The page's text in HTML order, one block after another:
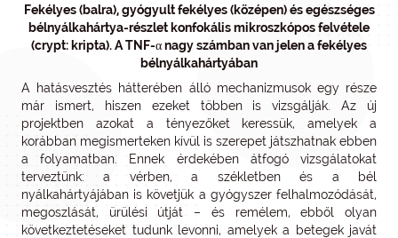
Fekélyes (balra), gyógyult fekélyes (középen) és egészséges
bélnyálkahártya-részlet konfokális mikroszkópos felvétele
(crypt: kripta). A TNF-α nagy számban van jelen a fekélyes
bélnyálkahártyában
A hatásvesztés hátterében álló mechanizmusok egy része
már ismert, hiszen ezeket többen is vizsgálják. Az új
projektben azokat a tényezőket keressük, amelyek a
korábban megismerteken kívül is szerepet játszhatnak ebben
a folyamatban. Ennek érdekében átfogó vizsgálatokat
terveztünk: a vérben, a székletben és a bél
nyálkahártyájában is követjük a gyógyszer felhalmozódását,
megoszlását, ürülési útját – és remélem, ebből olyan
következtetéseket tudunk levonni, amelyek a betegek javát